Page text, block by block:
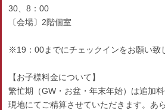
30、8：00
〔会場〕2階個室
※19：00までにチェックインをお願い致
【お子様料金について】
繁忙期（GW・お盆・年末年始）は追加料
現地にてご精算させていただきます。あ